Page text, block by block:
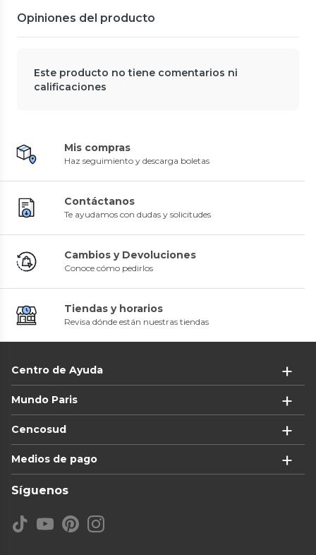
Opiniones del producto
Este producto no tiene comentarios ni
calificaciones
Mis compras
Haz seguimiento y descarga boletas
Contáctanos
Te ayudamos con dudas y solicitudes
Cambios y Devoluciones
Conoce cómo pedirlos
Tiendas y horarios
Revisa dónde están nuestras tiendas
Centro de Ayuda
Mundo Paris
Cencosud
Medios de pago
Síguenos